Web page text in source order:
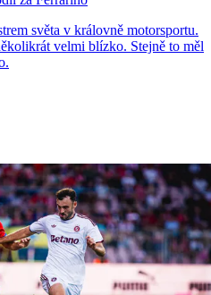
světa v královně motorsportu.
velmi blízko. Stejně to měl